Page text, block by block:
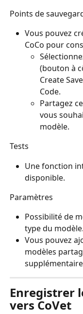
Points de
Vous pouvez
CoCo pour
(bouton à
Create
Code.
Partagez
vous
modèle.
Tests
Une fonction
disponible.
Paramètres
Possibilité de
type du modèle.
Vous pouvez
modèles
Enregistrer
vers CoVet